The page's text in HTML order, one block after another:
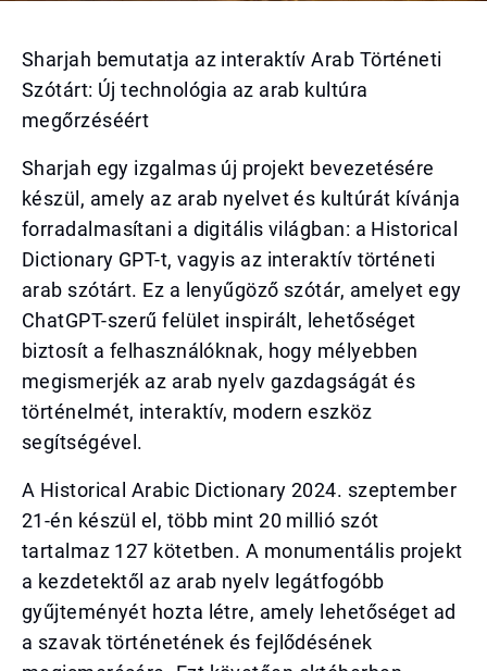
Sharjah bemutatja az interaktív Arab Történeti
Szótárt: Új technológia az arab kultúra
megőrzéséért
Sharjah egy izgalmas új projekt bevezetésére
készül, amely az arab nyelvet és kultúrát kívánja
forradalmasítani a digitális világban: a Historical
Dictionary GPT-t, vagyis az interaktív történeti
arab szótárt. Ez a lenyűgöző szótár, amelyet egy
ChatGPT-szerű felület inspirált, lehetőséget
biztosít a felhasználóknak, hogy mélyebben
megismerjék az arab nyelv gazdagságát és
történelmét, interaktív, modern eszköz
segítségével.
A Historical Arabic Dictionary 2024. szeptember
21-én készül el, több mint 20 millió szót
tartalmaz 127 kötetben. A monumentális projekt
a kezdetektől az arab nyelv legátfogóbb
gyűjteményét hozta létre, amely lehetőséget ad
a szavak történetének és fejlődésének